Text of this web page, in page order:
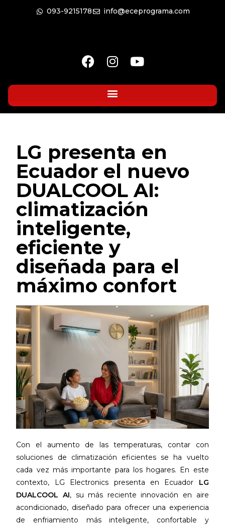
093-9215178 info@eceprograma.com
LG presenta en
Ecuador el nuevo
DUALCOOL AI:
climatización
inteligente,
eficiente y
diseñada para el
máximo confort
Con el aumento de las temperaturas, contar con
soluciones de climatización eficientes se ha vuelto
cada vez más importante para los hogares. En este
contexto, LG Electronics presenta en Ecuador LG
DUALCOOL AI, su más reciente innovación en aire
acondicionado, diseñado para ofrecer una experiencia
de enfriamiento más inteligente, confortable y